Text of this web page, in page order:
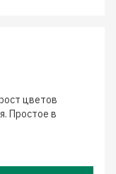
цветов
Простое в